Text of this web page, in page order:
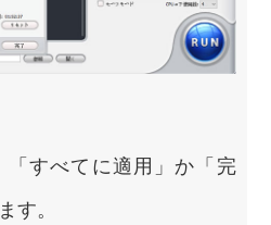
すべてに適用」か「完
す。